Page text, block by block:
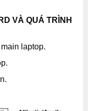
VÀ QUÁ TRÌNH
laptop.